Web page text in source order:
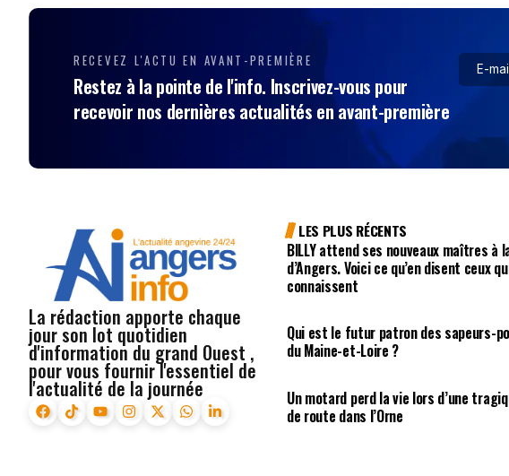
RECEVEZ L'ACTU EN AVANT-PREMIÈRE
Restez à la pointe de l'info. Inscrivez-vous pour
recevoir nos dernières actualités en avant-première
La rédaction apporte chaque
jour son lot quotidien
d'information du grand Ouest ,
pour vous fournir l'essentiel de
l'actualité de la journée
LES PLUS RÉCENTS
BILLY attend ses nouveaux maîtres à
d’Angers. Voici ce qu’en disent ceux
connaissent
Qui est le futur patron des sapeurs-
du Maine-et-Loire ?
Un motard perd la vie lors d’une
de route dans l’Orne